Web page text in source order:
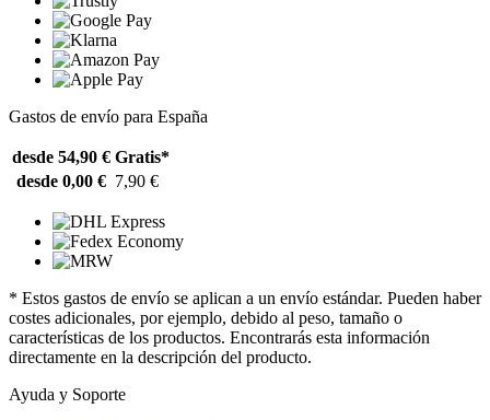
Gastos de envío para España
desde 54,90 € Gratis*
desde 0,00 € 7,90 €
* Estos gastos de envío se aplican a un envío estándar. Pueden haber
costes adicionales, por ejemplo, debido al peso, tamaño o
características de los productos. Encontrarás esta información
directamente en la descripción del producto.
Ayuda y Soporte